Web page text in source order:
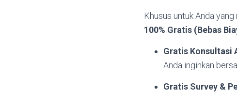
Khusus untuk Anda
100% Gratis (Bebas
Gratis Konsultasi
Anda inginkan
Gratis Survey &